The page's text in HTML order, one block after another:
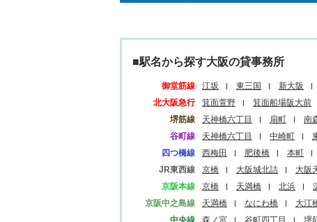
■駅名から探す大阪の貸事務所
御堂筋線 江坂 東三国 新大阪
北大阪急行
箕面萱野 箕面船場阪大前
堺筋線
天神橋六丁目 扇町 南
谷町線
天神橋六丁目 中崎町
四つ橋線
西梅田 肥後橋 本町
JR東西線
京橋 大阪城北詰 大阪
京阪本線
京橋 天満橋 北浜
京阪中之島線
天満橋 なにわ橋 大江